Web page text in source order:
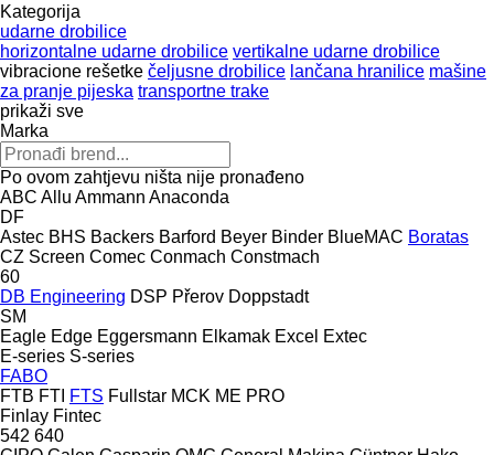
Kategorija
udarne drobilice
horizontalne udarne drobilice vertikalne udarne drobilice
vibracione rešetke čeljusne drobilice lančana hranilice mašine
za pranje pijeska transportne trake
prikaži sve
Marka
Po ovom zahtjevu ništa nije pronađeno
ABC Allu Ammann Anaconda
DF
Astec BHS Backers Barford Beyer Binder BlueMAC Boratas
CZ Screen Comec Conmach Constmach
60
DB Engineering DSP Přerov Doppstadt
SM
Eagle Edge Eggersmann Elkamak Excel Extec
E-series S-series
FABO
FTB FTI FTS Fullstar MCK ME PRO
Finlay Fintec
542 640